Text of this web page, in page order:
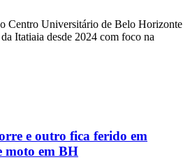
Centro Universitário de Belo Horizonte
Itatiaia desde 2024 com foco na
e outro fica ferido em
moto em BH